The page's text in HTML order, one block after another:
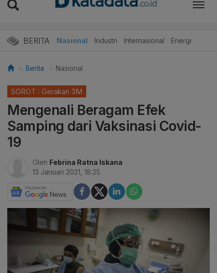
BERITA Nasional Industri Internasional Energi
Berita Nasional
SOROT : Gerakan 3M
Mengenali Beragam Efek
Samping dari Vaksinasi Covid-
19
Oleh Febrina Ratna Iskana
13 Januari 2021, 18:25